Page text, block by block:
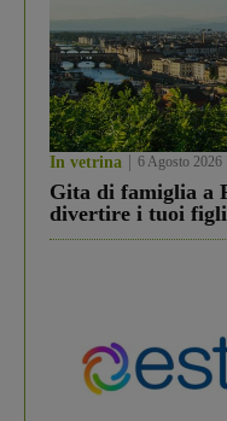
In vetrina 6 Agosto 2026
Gita di famiglia a
divertire i tuoi figli